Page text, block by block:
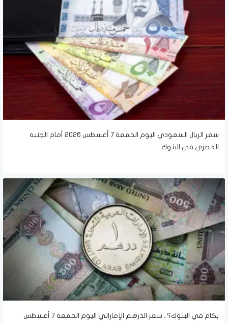
سعر الريال السعودي اليوم الجمعة 7 أغسطس 2026 أمام الجنيه
المصري في البنوك
بكام في البنوك؟.. سعر الدرهم الإماراتي اليوم الجمعة 7 أغسطس